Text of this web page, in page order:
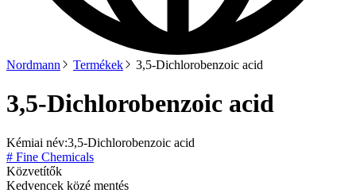
Nordmann Termékek 3,5-Dichlorobenzoic acid
3,5-Dichlorobenzoic acid
Kémiai név:3,5-Dichlorobenzoic acid
# Fine Chemicals
Közvetítők
Kedvencek közé mentés